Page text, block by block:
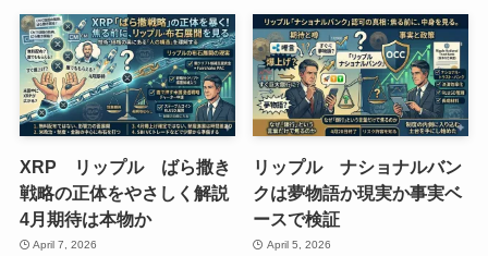
XRP リップル ばら撒き
戦略の正体をやさしく解説
4月期待は本物か
April 7, 2026
リップル ナショナルバン
クは夢物語か現実か事実ベ
ースで検証
April 5, 2026